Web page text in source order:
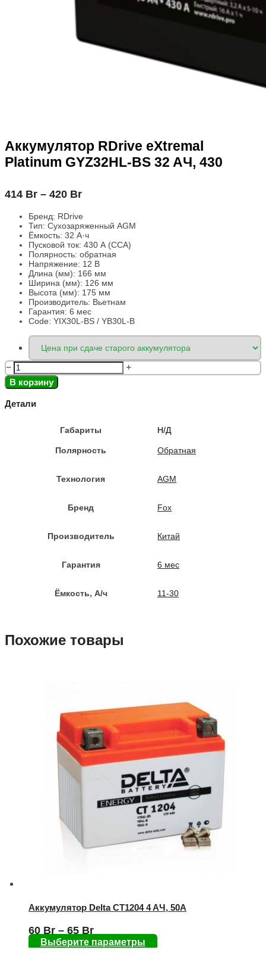
Аккумулятор RDrive eXtremal
Platinum GYZ32HL-BS 32 AЧ, 430
414 Br – 420 Br
Бренд: RDrive
Тип: Сухозаряженный AGM
Ёмкость: 32 А·ч
Пусковой ток: 430 А (CCA)
Полярность: обратная
Напряжение: 12 В
Длина (мм): 166 мм
Ширина (мм): 126 мм
Высота (мм): 175 мм
Производитель: Вьетнам
Гарантия: 6 мес
Code: YIX30L-BS / YB30L-B
−
+
В корзину
Детали
Габариты Н/Д
Полярность Обратная
Технология AGM
Бренд Fox
Производитель Китай
Гарантия 6 мес
Ёмкость, A/ч 11-30
Похожие товары
Аккумулятор Delta CT1204 4 AЧ, 50А
60 Br – 65 Br
Выберите параметры